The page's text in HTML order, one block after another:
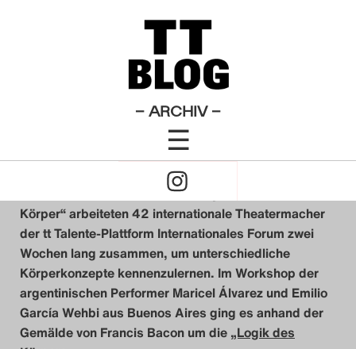
– ARCHIV –
☰
Click
to
Open
Naviagtion
2009
Das Theatertreffen-Blog
2010
Das Theatertreffen-Blog
2011
Das Theatertreffen-Blog
2012
Das Theatertreffen-Blog
Theatertreffen-Blog 2011
Logik des Körpers
&Yehuda Swed
Unter dem Motto „Check the Body, Theater Material
Körper“ arbeiteten 42 internationale Theatermacher
der tt Talente-Plattform Internationales Forum zwei
Wochen lang zusammen, um unterschiedliche
Körperkonzepte kennenzulernen. Im Workshop der
argentinischen Performer Maricel Álvarez und Emilio
García Wehbi aus Buenos Aires ging es anhand der
Gemälde von Francis Bacon um die „Logik des